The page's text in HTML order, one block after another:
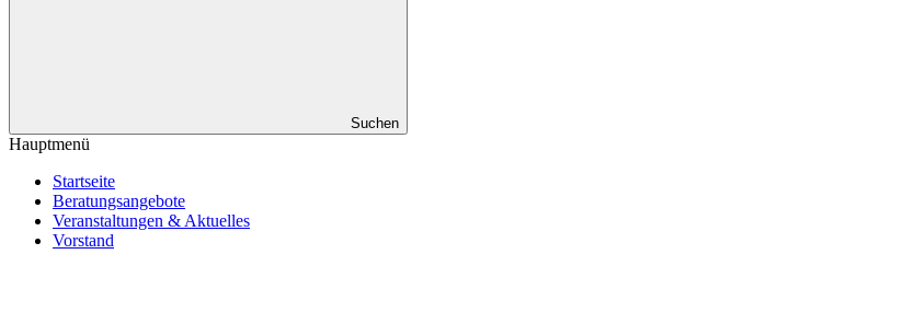
Suchen
Hauptmenü
Startseite
Beratungsangebote
Veranstaltungen & Aktuelles
Vorstand